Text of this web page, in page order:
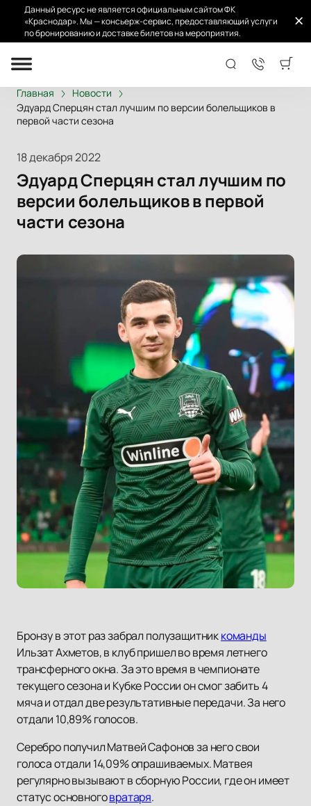
Данный ресурс не является официальным сайтом ФК
«Краснодар». Мы — консьерж-сервис, предоставляющий услуги
по бронированию и доставке билетов на мероприятия.
Главная
Новости
Эдуард Сперцян стал лучшим по версии болельщиков в
первой части сезона
18 декабря 2022
Эдуард Сперцян стал лучшим по
версии болельщиков в первой
части сезона
Бронзу в этот раз забрал полузащитниккоманды
Ильзат Ахметов, в клуб пришел во время летнего
трансферного окна. За это время в чемпионате
текущего сезона и Кубке России он смог забить 4
мяча и отдал две результативные передачи. За него
отдали 10,89% голосов.
Серебро получил Матвей Сафонов за него свои
голоса отдали 14,09% опрашиваемых. Матвея
регулярно вызывают в сборную России, где он имеет
статус основноговратаря.